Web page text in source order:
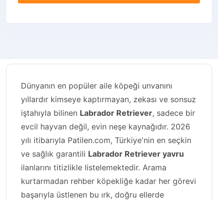
Dünyanın en popüler aile köpeği unvanını
yıllardır kimseye kaptırmayan, zekası ve sonsuz
iştahıyla bilinen Labrador Retriever, sadece bir
evcil hayvan değil, evin neşe kaynağıdır. 2026
yılı itibarıyla Patilen.com, Türkiye'nin en seçkin
ve sağlık garantili Labrador Retriever yavru
ilanlarını titizlikle listelemektedir. Arama
kurtarmadan rehber köpekliğe kadar her görevi
başarıyla üstlenen bu ırk, doğru ellerde